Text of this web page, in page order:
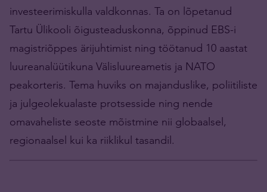
investeerimiskulla valdkonnas. Ta on lõpetanud
Tartu Ülikooli õigusteaduskonna, õppinud EBS-i
magistriõppes ärijuhtimist ning töötanud 10 aastat
luureanalüütikuna Välisluureametis ja NATO
peakorteris. Tema huviks on majanduslike, poliitiliste
ja julgeolekualaste protsesside ning nende
omavaheliste seoste mõistmine nii globaalsel,
regionaalsel kui ka riiklikul tasandil.